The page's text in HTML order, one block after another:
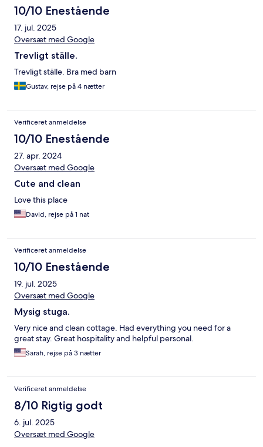
10/10 Enestående
17. jul. 2025
Oversæt med Google
Trevligt ställe.
Trevligt ställe. Bra med barn
Gustav, rejse på 4 nætter
Verificeret anmeldelse
10/10 Enestående
27. apr. 2024
Oversæt med Google
Cute and clean
Love this place
David, rejse på 1 nat
Verificeret anmeldelse
10/10 Enestående
19. jul. 2025
Oversæt med Google
Mysig stuga.
Very nice and clean cottage. Had everything you need for a
great stay. Great hospitality and helpful personal.
Sarah, rejse på 3 nætter
Verificeret anmeldelse
8/10 Rigtig godt
6. jul. 2025
Oversæt med Google